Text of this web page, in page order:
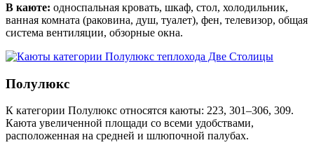
В каюте: односпальная кровать, шкаф, стол, холодильник,
ванная комната (раковина, душ, туалет), фен, телевизор, общая
система вентиляции, обзорные окна.
Полулюкс
К категории Полулюкс относятся каюты: 223, 301–306, 309.
Каюта увеличенной площади со всеми удобствами,
расположенная на средней и шлюпочной палубах.